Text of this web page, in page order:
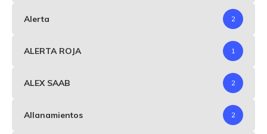
Alerta 2
ALERTA ROJA 1
ALEX SAAB 2
Allanamientos 2